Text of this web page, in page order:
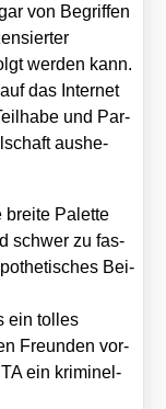
von Begrif­fen
wer­den kann.
das Inter­net
und Par­
aus­he­
brei­te Palet­te
schwer zu fas­
Bei­
ein tol­les
Freun­den vor­
ein kri­mi­nel­